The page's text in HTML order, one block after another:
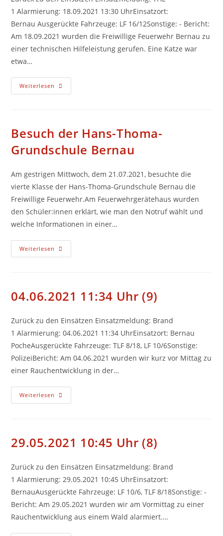
1 Alarmierung: 18.09.2021 13:30 UhrEinsatzort:
Bernau Ausgerückte Fahrzeuge: LF 16/12Sonstige: - Bericht:
Am 18.09.2021 wurden die Freiwillige Feuerwehr Bernau zu
einer technischen Hilfeleistung gerufen. Eine Katze war
etwa…
Weiterlesen 18.09.2021
13:30
Besuch der Hans-Thoma-
Grundschule Bernau
Am gestrigen Mittwoch, dem 21.07.2021, besuchte die
vierte Klasse der Hans-Thoma-Grundschule Bernau die
Freiwillige Feuerwehr.Am Feuerwehrgerätehaus wurden
den Schüler:innen erklärt, wie man den Notruf wählt und
welche Informationen in einer…
Weiterlesen Besuch
Der
04.06.2021 11:34 Uhr (9)
Zurück zu den Einsätzen Einsatzmeldung: Brand
1 Alarmierung: 04.06.2021 11:34 UhrEinsatzort: Bernau
PocheAusgerückte Fahrzeuge: TLF 8/18, LF 10/6Sonstige:
PolizeiBericht: Am 04.06.2021 wurden wir kurz vor Mittag zu
einer Rauchentwicklung in der…
Weiterlesen 04.06.2021
11:34
29.05.2021 10:45 Uhr (8)
Zurück zu den Einsätzen Einsatzmeldung: Brand
1 Alarmierung: 29.05.2021 10:45 UhrEinsatzort:
BernauAusgerückte Fahrzeuge: LF 10/6, TLF 8/18Sonstige: -
Bericht: Am 29.05.2021 wurden wir am Vormittag zu einer
Rauchentwicklung aus einem Wald alarmiert.…